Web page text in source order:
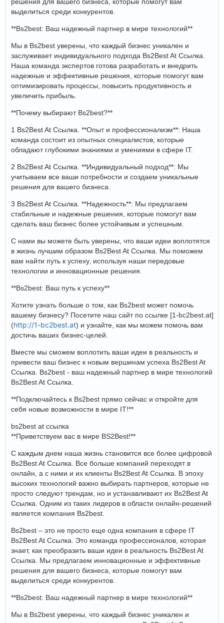
выделиться среди конкурентов.
**Bs2best: Ваш надежный партнер в мире технологий**
Мы в Bs2best уверены, что каждый бизнес уникален и
заслуживает индивидуального подхода Bs2Best At Ссылка.
Наша команда экспертов готова разработать и внедрить
надежные и эффективные решения, которые помогут вам
оптимизировать процессы, повысить продуктивность и
увеличить прибыль.
**Почему выбирают Bs2best?**
1 Bs2Best At Ссылка. **Опыт и профессионализм**: Наша
команда состоит из опытных специалистов, которые
обладают глубокими знаниями и умениями в сфере IT.
2 Bs2Best At Ссылка. **Индивидуальный подход**: Мы
учитываем все ваши потребности и создаем уникальные
решения для вашего бизнеса.
3 Bs2Best At Ссылка. **Надежность**: Мы предлагаем
стабильные и надежные решения, которые помогут вам
сделать ваш бизнес более устойчивым и успешным.
С нами вы можете быть уверены, что ваши идеи воплотятся
в жизнь лучшим образом Bs2Best At Ссылка. Мы поможем
вам найти путь к успеху, используя наши передовые
технологии и инновационные решения.
**Bs2best: Ваш путь к успеху**
Хотите узнать больше о том, как Bs2best может помочь
вашему бизнесу? Посетите наш сайт по ссылке [1-bc2best.at]
(http://1-bc2best.at) и узнайте, как мы можем помочь вам
достичь ваших бизнес-целей.
Вместе мы сможем воплотить ваши идеи в реальность и
привести ваш бизнес к новым вершинам успеха Bs2Best At
Ссылка. Bs2best - ваш надежный партнер в мире технологий
Bs2Best At Ссылка.
**Подключайтесь к Bs2best прямо сейчас и откройте для
себя новые возможности в мире IT!**
bs2best at ссылка
**Приветствуем вас в мире BS2Best!**
С каждым днем наша жизнь становится все более цифровой
Bs2Best At Ссылка. Все больше компаний переходят в
онлайн, а с ними и их клиенты Bs2Best At Ссылка. В эпоху
высоких технологий важно выбирать партнеров, которые не
просто следуют трендам, но и устанавливают их Bs2Best At
Ссылка. Одним из таких лидеров в области онлайн-решений
является компания Bs2best.
Bs2best – это не просто еще одна компания в сфере IT
Bs2Best At Ссылка. Это команда профессионалов, которая
знает, как преобразить ваши идеи в реальность Bs2Best At
Ссылка. Мы предлагаем инновационные и эффективные
решения для вашего бизнеса, которые помогут вам
выделиться среди конкурентов.
**Bs2best: Ваш надежный партнер в мире технологий**
Мы в Bs2best уверены, что каждый бизнес уникален и